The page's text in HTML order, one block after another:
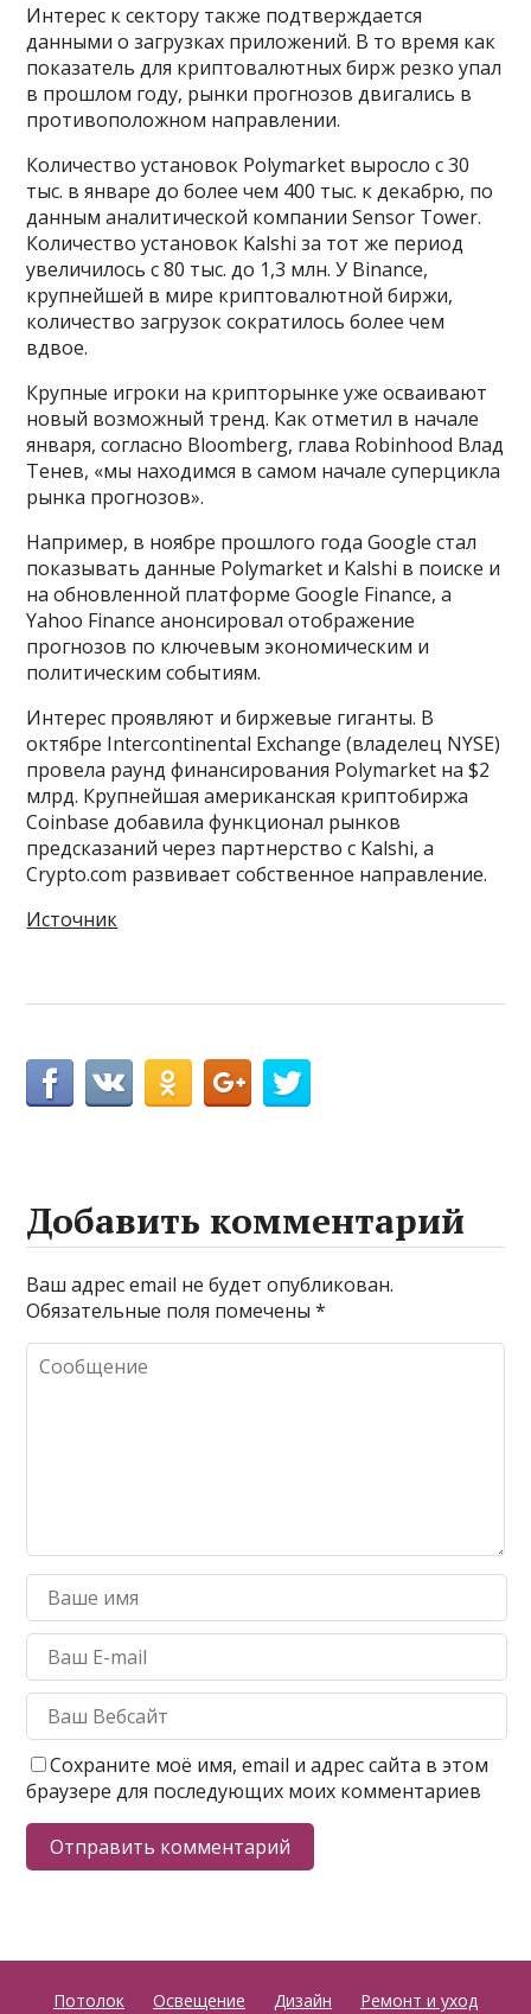
Интерес к сектору также подтверждается
данными о загрузках приложений. В то время как
показатель для криптовалютных бирж резко упал
в прошлом году, рынки прогнозов двигались в
противоположном направлении.
Количество установок Polymarket выросло с 30
тыс. в январе до более чем 400 тыс. к декабрю, по
данным аналитической компании Sensor Tower.
Количество установок Kalshi за тот же период
увеличилось с 80 тыс. до 1,3 млн. У Binance,
крупнейшей в мире криптовалютной биржи,
количество загрузок сократилось более чем
вдвое.
Крупные игроки на крипторынке уже осваивают
новый возможный тренд. Как отметил в начале
января, согласно Bloomberg, глава Robinhood Влад
Тенев, «мы находимся в самом начале суперцикла
рынка прогнозов».
Например, в ноябре прошлого года Google стал
показывать данные Polymarket и Kalshi в поиске и
на обновленной платформе Google Finance, а
Yahoo Finance анонсировал отображение
прогнозов по ключевым экономическим и
политическим событиям.
Интерес проявляют и биржевые гиганты. В
октябре Intercontinental Exchange (владелец NYSE)
провела раунд финансирования Polymarket на $2
млрд. Крупнейшая американская криптобиржа
Coinbase добавила функционал рынков
предсказаний через партнерство с Kalshi, а
Crypto.com развивает собственное направление.
Источник
Добавить комментарий
Ваш адрес email не будет опубликован.
Обязательные поля помечены*
Сохраните моё имя, email и адрес сайта в этом
браузере для последующих моих комментариев
Потолок Освещение Дизайн Ремонт и уход